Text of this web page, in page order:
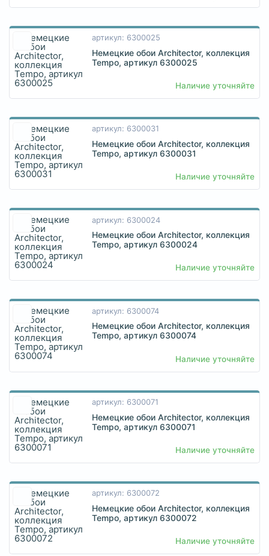
артикул: 6300025
Немецкие обои Architector, коллекция
Tempo, артикул 6300025
Наличие уточняйте
артикул: 6300031
Немецкие обои Architector, коллекция
Tempo, артикул 6300031
Наличие уточняйте
артикул: 6300024
Немецкие обои Architector, коллекция
Tempo, артикул 6300024
Наличие уточняйте
артикул: 6300074
Немецкие обои Architector, коллекция
Tempo, артикул 6300074
Наличие уточняйте
артикул: 6300071
Немецкие обои Architector, коллекция
Tempo, артикул 6300071
Наличие уточняйте
артикул: 6300072
Немецкие обои Architector, коллекция
Tempo, артикул 6300072
Наличие уточняйте